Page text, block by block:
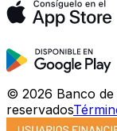
© 2026 Banco de
reservados